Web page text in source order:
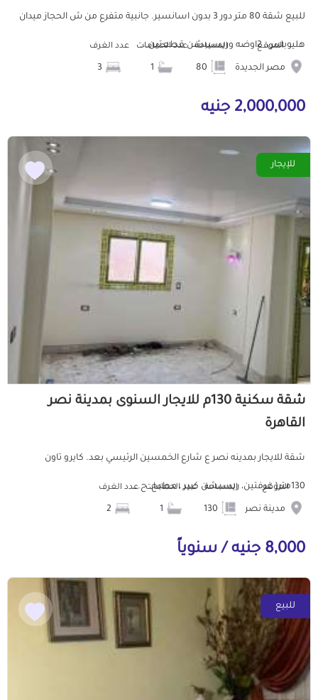
للبيع شقة 80 متر دور 3 بدون اسانسير. جانبية متفرع من ش الحجاز ميدان
هليوبلس. 2اوضه وريسيبشن قطعتين...
الموقع
مصر الجديدة
المساحة عدد الحمامات عدد الغرف
2,000,000 جنيه
للإيجار
شقة سكنية 130م للايجار السنوى بمدينة نصر
القاهرة
شقة للايجار بمدينه نصر ع شارع الخمسين الرئيسي بعد. كايرو تاون
130متر( غرفتين، ريسبشن كبير ، مطبخ، ح... الموقع
مدينة نصر
المساحة عدد الحمامات عدد الغرف
8,000 جنيه / سنوياً
للبيع